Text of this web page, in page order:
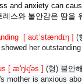
and anxiety can
와 불안감은 땀을
[ aʊtˈstændɪŋ ] (
her outstanding
[ æ'ŋkʃəs ] (형) 불안
mother is anxious